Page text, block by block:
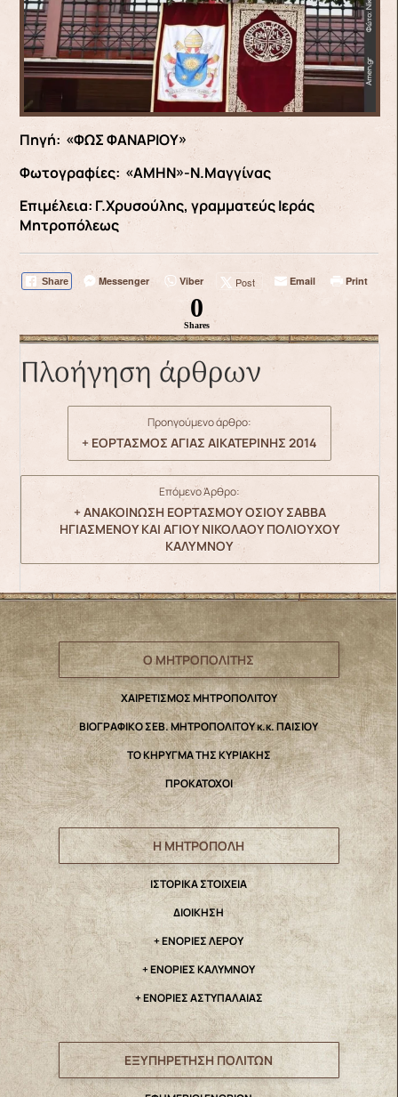
Πηγή: «ΦΩΣ ΦΑΝΑΡΙΟΥ»
Φωτογραφίες: «ΑΜΗΝ»-Ν.Μαγγίνας
Επιμέλεια: Γ.Χρυσούλης, γραμματεύς Ιεράς
Μητροπόλεως
Share Messenger Viber Post Email Print
0
Shares
Πλοήγηση άρθρων
Προηγούμενο άρθρο:
+ ΕΟΡΤΑΣΜΟΣ ΑΓΙΑΣ ΑΙΚΑΤΕΡΙΝΗΣ 2014
Επόμενο Άρθρο:
+ ΑΝΑΚΟΙΝΩΣΗ ΕΟΡΤΑΣΜΟΥ ΟΣΙΟΥ ΣΑΒΒΑ
ΗΓΙΑΣΜΕΝΟΥ ΚΑΙ ΑΓΙΟΥ ΝΙΚΟΛΑΟΥ ΠΟΛΙΟΥΧΟΥ
ΚΑΛΥΜΝΟΥ
Ο ΜΗΤΡΟΠΟΛΙΤΗΣ
ΧΑΙΡΕΤΙΣΜΟΣ ΜΗΤΡΟΠΟΛΙΤΟΥ
ΒΙΟΓΡΑΦΙΚΟ ΣΕΒ. ΜΗΤΡΟΠΟΛΙΤΟΥ κ.κ. ΠΑΙΣΙΟΥ
ΤΟ ΚΗΡΥΓΜΑ ΤΗΣ ΚΥΡΙΑΚΗΣ
ΠΡΟΚΑΤΟΧΟΙ
Η ΜΗΤΡΟΠΟΛΗ
IΣΤΟΡΙΚΑ ΣΤΟΙΧΕΙΑ
ΔΙΟΙΚΗΣΗ
+ ΕΝΟΡΙΕΣ ΛΕΡΟΥ
+ ΕΝΟΡΙΕΣ ΚΑΛΥΜΝΟΥ
+ ΕΝΟΡΙΕΣ ΑΣΤΥΠΑΛΑΙΑΣ
ΕΞΥΠΗΡΕΤΗΣΗ ΠΟΛΙΤΩΝ